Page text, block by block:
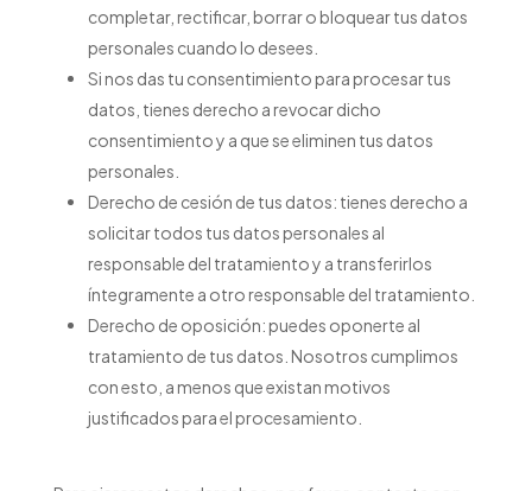
completar, rectificar, borrar o bloquear tus datos
personales cuando lo desees.
Si nos das tu consentimiento para procesar tus
datos, tienes derecho a revocar dicho
consentimiento y a que se eliminen tus datos
personales.
Derecho de cesión de tus datos: tienes derecho a
solicitar todos tus datos personales al
responsable del tratamiento y a transferirlos
íntegramente a otro responsable del tratamiento.
Derecho de oposición: puedes oponerte al
tratamiento de tus datos. Nosotros cumplimos
con esto, a menos que existan motivos
justificados para el procesamiento.